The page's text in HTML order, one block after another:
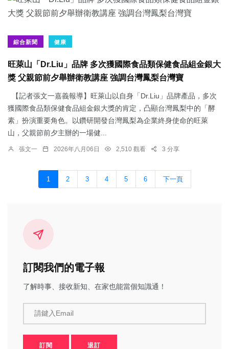
綜合新聞 健康
旺萊山「Dr.Liu」品牌 多次獲國際食品類保健食品組金銀大
獎 父親節前夕舉辦衛教講座 強調台灣鳳梨台灣寶
【記者張文一嘉義報導】旺萊山以自身「Dr.Liu」品牌產品，多次
獲國際食品類保健食品組金銀大獎的肯定，凸顯台灣鳳梨中的「酵
素」扮演重要角色。以鑽研開發台灣鳳梨為企業終身使命的旺萊
山，父親節前夕主辦的一場健...
張文一 2026年八月06日 2,510 觀看 3 分享
1 2 3 4 5 6 下一頁
訂閱我們的電子報
了解時事、接收新知、在家也能當個知識通！
請鍵入Email
訂閱 退訂